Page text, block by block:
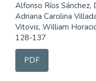
Alfonso Ríos Sánchez,
Adriana Carolina
Vitovis, William
128-137
PDF